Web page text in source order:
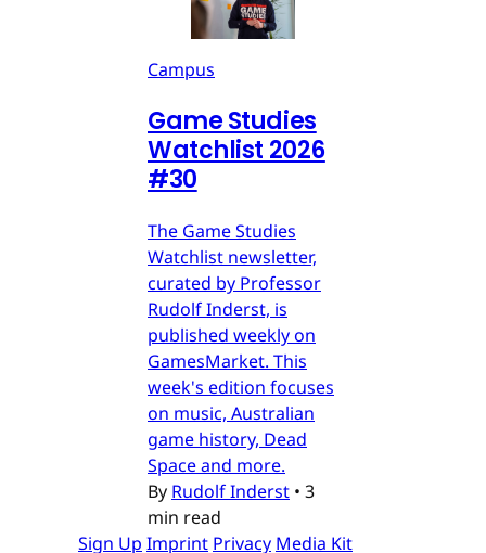
Campus
Game Studies
Watchlist 2026
#30
The Game Studies
Watchlist newsletter,
curated by Professor
Rudolf Inderst, is
published weekly on
GamesMarket. This
week's edition focuses
on music, Australian
game history, Dead
Space and more.
By Rudolf Inderst • 3
min read
Sign Up Imprint Privacy Media Kit